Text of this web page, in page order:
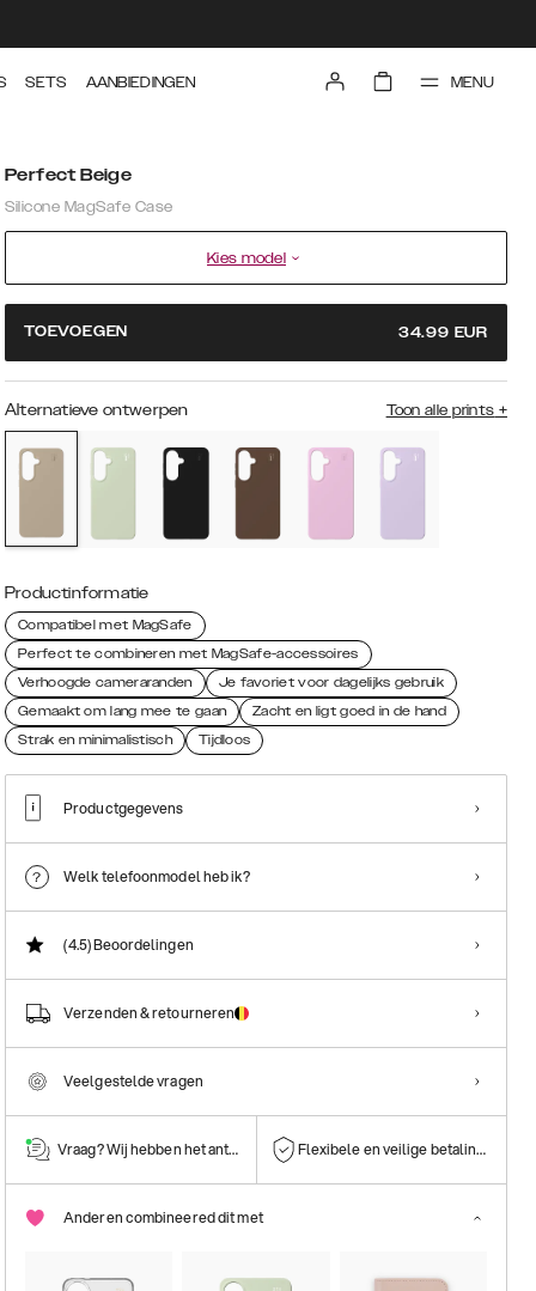
SETS AANBIEDINGEN MENU
Perfect Beige
Silicone MagSafe Case
Kies model
TOEVOEGEN 34.99 EUR
Alternatieve ontwerpen Toon alle prints +
Productinformatie
Compatibel met MagSafe
Perfect te combineren met MagSafe-accessoires
Verhoogde cameraranden
Je favoriet voor dagelijks gebruik
Gemaakt om lang mee te gaan
Zacht en ligt goed in de hand
Strak en minimalistisch
Tijdloos
Productgegevens
Welk telefoonmodel heb ik?
(4.5)Beoordelingen
Verzenden & retourneren
Veelgestelde vragen
Vraag? Wij hebben het antwoord! Flexibele en veilige betalingen
Anderen combineered dit met